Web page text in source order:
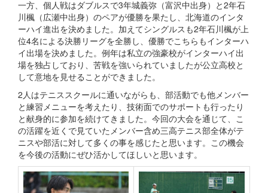
一方、個人戦はダブルスで3年城義弥（富沢中出身）と2年石
川楓（広瀬中出身）のペアが優勝を果たし、北海道のインタ
ーハイ進出を決めました。加えてシングルスも2年石川楓が上
位4名による決勝リーグを全勝し、優勝でこちらもインターハ
イ出場を決めました。例年は私立の強豪校がインターハイ出
場を独占しており、苦戦を強いられていましたが公立高校と
して意地を見せることができました。
2人はテニススクールに通いながらも、部活動でも他メンバー
と練習メニューを考えたり、技術面でのサポートも行ったり
と献身的に参加を続けてきました。今回の大会を通じて、こ
の活躍を近くで見ていたメンバー含め三高テニス部全体がテ
ニスや部活に対して多くの事を感じたと思います。この機会
を今後の活動にぜひ活かしてほしいと思います。